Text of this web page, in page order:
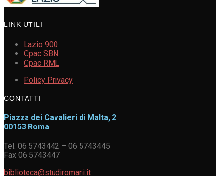
LINK UTILI
Lazio 900
Opac SBN
Opac RML
Policy Privacy
CONTATTI
Piazza dei Cavalieri di Malta, 2
00153 Roma
Tel. 06 5743442 – 06 5743445
Fax 06 5743447
biblioteca@studiromani.it